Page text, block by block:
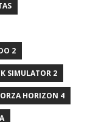
2
SIMULATOR 2
HORIZON 4